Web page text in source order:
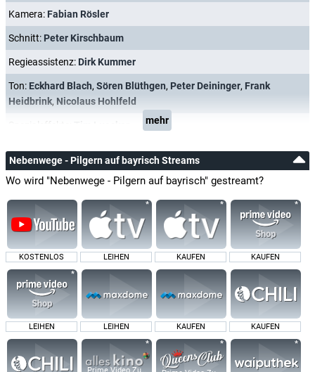
Kamera: Fabian Rösler
Schnitt: Peter Kirschbaum
Regieassistenz: Dirk Kummer
Ton: Eckhard Blach, Sören Blüthgen, Peter Deininger, Frank
Heidbrink, Nicolaus Hohlfeld
mehr
Nebenwege - Pilgern auf bayrisch Streams
Wo wird "Nebenwege - Pilgern auf bayrisch" gestreamt?
KOSTENLOS LEIHEN KAUFEN KAUFEN
LEIHEN LEIHEN KAUFEN KAUFEN